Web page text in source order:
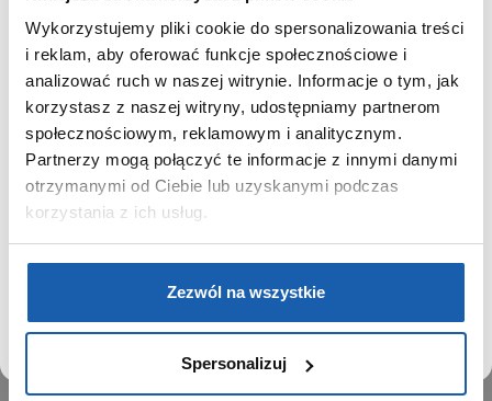
Wykorzystujemy pliki cookie do spersonalizowania treści
i reklam, aby oferować funkcje społecznościowe i
analizować ruch w naszej witrynie. Informacje o tym, jak
korzystasz z naszej witryny, udostępniamy partnerom
społecznościowym, reklamowym i analitycznym.
Partnerzy mogą połączyć te informacje z innymi danymi
otrzymanymi od Ciebie lub uzyskanymi podczas
korzystania z ich usług.
Zezwól na wszystkie
Spersonalizuj
GRUPA ZIBI
Historia
Misja, wizja i wartości Grupy Zibi
Ważne daty
Kariera
Zgoda na ciasteczka
PRODUKTY
Kalkulatory
SIECI SPRZEDAŻY
SZANOWNY UŻYTKOWNIKU,
SZANOWNA UŻYTKOWNICZKO
Używamy plików cookie w celach analitycznych,
statystycznych i marketingowych, w tym aby analizować
ruch w tej witrynie, optymalizować jej działanie oraz
zapamiętywać Twoje preferencje.